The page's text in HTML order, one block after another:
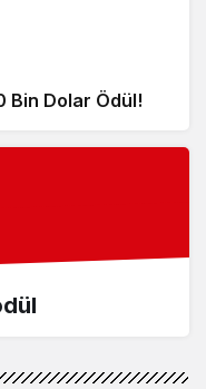
Bin Dolar Ödül!